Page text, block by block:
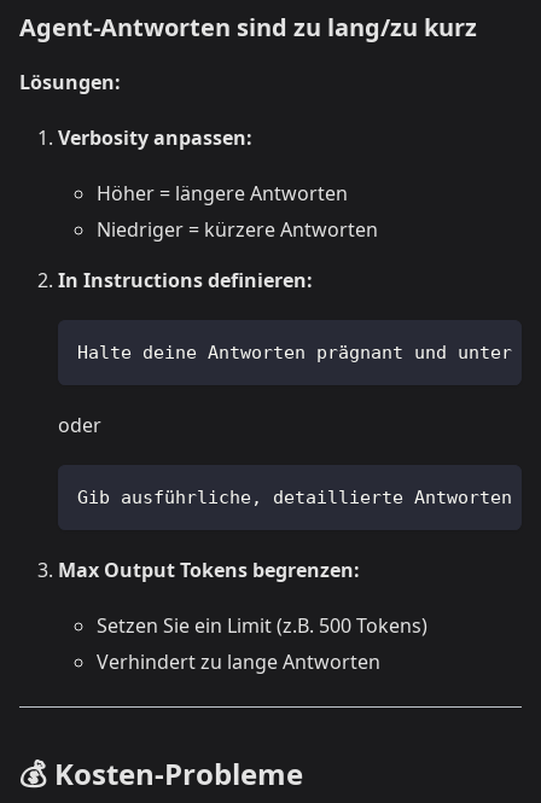
Agent-Antworten sind zu lang/zu kurz
Lösungen:
Verbosity anpassen:
Höher = längere Antworten
Niedriger = kürzere Antworten
In Instructions definieren:
Halte deine Antworten prägnant und unter 3
oder
Gib ausführliche, detaillierte Antworten
Max Output Tokens begrenzen:
Setzen Sie ein Limit (z.B. 500 Tokens)
Verhindert zu lange Antworten
💰 Kosten-Probleme